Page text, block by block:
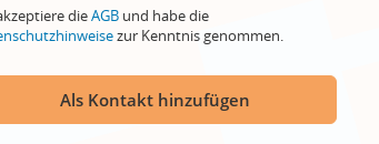
dieAGB und habe die
zur Kenntnis genommen.
Als Kontakt hinzufügen